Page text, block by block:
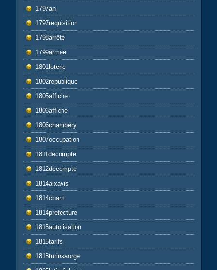
1797an
1797requisition
1798arrêté
1799armee
1801loterie
1802republique
1805affiche
1806affiche
1806chambéry
1807occupation
1811decompte
1812decompte
1814aixavis
1814chant
1814prefecture
1815autorisation
1815tarifs
1818turinsaorge